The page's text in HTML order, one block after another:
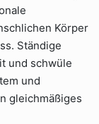
Körper
Ständige
und schwüle
und
gleichmäßiges